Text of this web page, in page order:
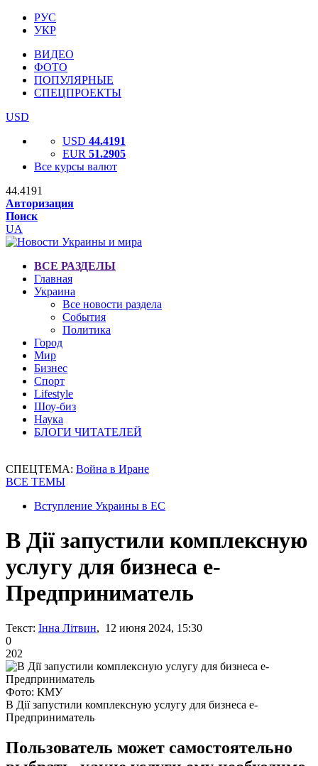
РУС
УКР
ВИДЕО
ФОТО
ПОПУЛЯРНЫЕ
СПЕЦПРОЕКТЫ
USD
USD 44.4191
EUR 51.2905
Все курсы валют
44.4191
Авторизация
Поиск
UA
ВСЕ РАЗДЕЛЫ
Главная
Украина
Все новости раздела
События
Политика
Город
Мир
Бизнес
Спорт
Lifestyle
Шоу-биз
Наука
БЛОГИ ЧИТАТЕЛЕЙ
СПЕЦТЕМА: Война в Иране
ВСЕ ТЕМЫ
Вступление Украины в ЕС
В Дії запустили комплексную
услугу для бизнеса е-
Предприниматель
Текст: Інна Літвин, 12 июня 2024, 15:30
0
202
Фото: КМУ
В Дії запустили комплексную услугу для бизнеса е-
Предприниматель
Пользователь может самостоятельно